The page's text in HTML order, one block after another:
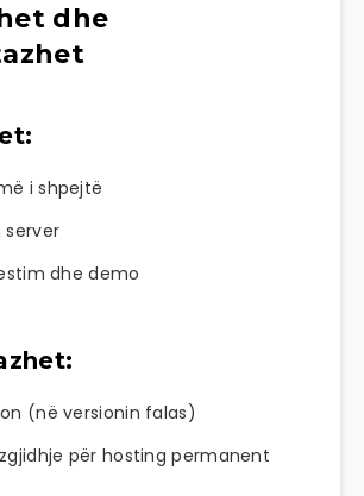
dhe
i shpejtë
server
dhe demo
(në versionin falas)
për hosting permanent